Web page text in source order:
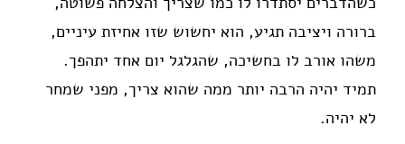
ברורה ויציבה תגיע, הוא יחשוש שזו אחיזת עיניים,
משהו אורב לו בחשיכה, שהגלגל יום אחד יתהפך.
תמיד יהיה הרבה יותר ממה שהוא צריך, מפני שמחר
לא יהיה.